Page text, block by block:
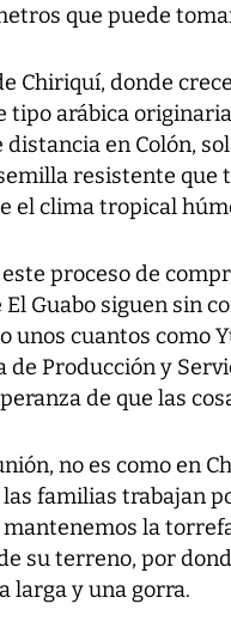
que puede
Chiriquí, donde
tipo arábica
en Colón,
resistente que
el clima tropical
proceso de
Guabo siguen sin
unos cuantos como
de Producción y
de que las
no es como en
familias trabajan
la
su terreno, por
larga y una gorra.